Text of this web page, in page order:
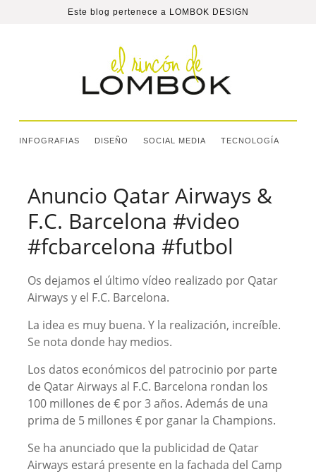
Este blog pertenece a LOMBOK DESIGN
INFOGRAFIAS DISEÑO SOCIAL MEDIA TECNOLOGÍA
Anuncio Qatar Airways &
F.C. Barcelona #video
#fcbarcelona #futbol
Os dejamos el último vídeo realizado por Qatar
Airways y el F.C. Barcelona.
La idea es muy buena. Y la realización, increíble.
Se nota donde hay medios.
Los datos económicos del patrocinio por parte
de Qatar Airways al F.C. Barcelona rondan los
100 millones de € por 3 años. Además de una
prima de 5 millones € por ganar la Champions.
Se ha anunciado que la publicidad de Qatar
Airways estará presente en la fachada del Camp